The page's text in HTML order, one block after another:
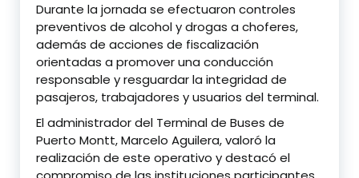
Durante la jornada se efectuaron controles
preventivos de alcohol y drogas a choferes,
además de acciones de fiscalización
orientadas a promover una conducción
responsable y resguardar la integridad de
pasajeros, trabajadores y usuarios del terminal.
El administrador del Terminal de Buses de
Puerto Montt, Marcelo Aguilera, valoró la
realización de este operativo y destacó el